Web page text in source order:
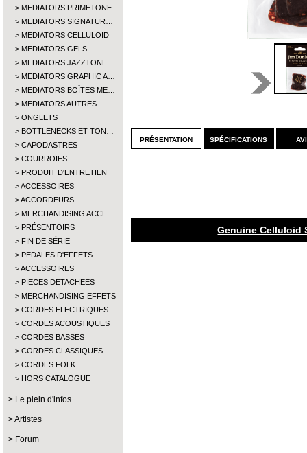
MEDIATORS PRIMETONE
MEDIATORS SIGNATUR…
MEDIATORS CELLULOID
MEDIATORS GELS
MEDIATORS JAZZTONE
MEDIATORS GRAPHIC A…
MEDIATORS BOÎTES ME…
MEDIATORS AUTRES
ONGLETS
BOTTLENECKS ET TON…
CAPODASTRES
COURROIES
PRODUIT D'ENTRETIEN
ACCESSOIRES
ACCORDEURS
MERCHANDISING ACCE…
PRÉSENTOIRS
FIN DE SÉRIE
PEDALES D'EFFETS
ACCESSOIRES
PIECES DETACHEES
MERCHANDISING EFFETS
CORDES ELECTRIQUES
CORDES ACOUSTIQUES
CORDES BASSES
CORDES CLASSIQUES
CORDES FOLK
HORS CATALOGUE
Le plein d'infos
Artistes
Forum
présentation spécifications
Genuine Celluloid